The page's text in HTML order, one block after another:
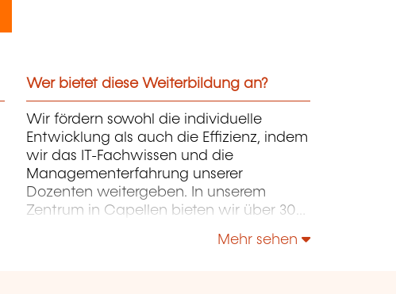
Wer bietet diese Weiterbildung an?
Wir fördern sowohl die individuelle
Entwicklung als auch die Effizienz, indem
wir das IT-Fachwissen und die
Managementerfahrung unserer
Dozenten weitergeben. In unserem
Zentrum in Capellen bieten wir über 300
Kurse konzentrieren sich auf Infrastruktur,
Mehr sehen